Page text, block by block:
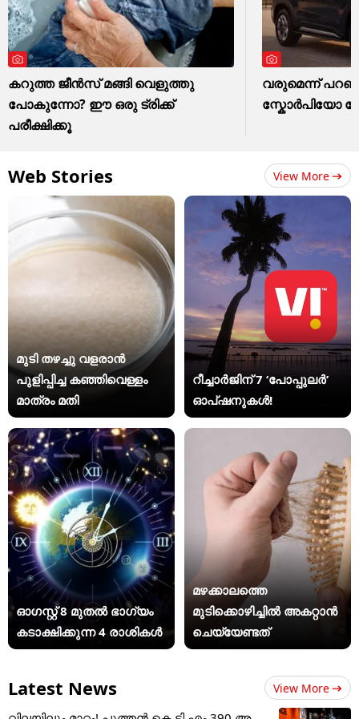
കറുത്ത ജീൻസ് മങ്ങി വെളുത്തു
പോകുന്നോ? ഈ ഒരു ട്രിക്ക്
പരീക്ഷിക്കൂ
വരുമെന്ന്
സ്കോർപിയോ
Web Stories View More
മുടി തഴച്ചു വളരാൻ
പുളിപ്പിച്ച കഞ്ഞിവെള്ളം
മാത്രം മതി
റീച്ചാർജിന് 7 ‘പോപ്പുലർ’
ഓപ്ഷനുകൾ!
ഓഗസ്റ്റ് 8 മുതൽ ഭാഗ്യം
കടാക്ഷിക്കുന്ന 4 രാശികൾ
മഴക്കാലത്തെ
മുടിക്കൊഴിച്ചിൽ അകറ്റാൻ
ചെയ്യേണ്ടത്
Latest News View More